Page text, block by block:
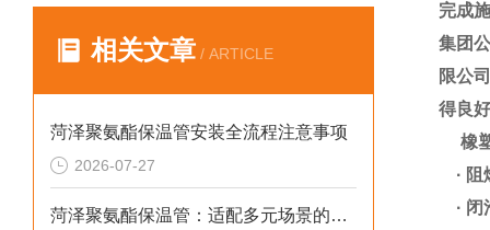
相关文章 / ARTICLE
菏泽聚氨酯保温管安装全流程注意事项
2026-07-27
菏泽聚氨酯保温管：适配多元场景的高效保温输送材料
完成
集团
限公
得良
橡塑
· 阻
· 闭